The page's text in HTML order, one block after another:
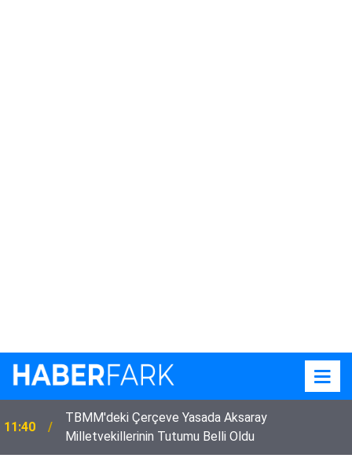
11:40
TBMM'deki Çerçeve Yasada Aksaray
Milletvekillerinin Tutumu Belli Oldu